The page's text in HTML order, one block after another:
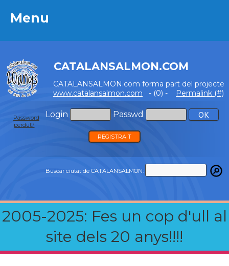
Menu
CATALANSALMON.COM
CATALANSALMON.com forma part del projecte
www.catalansalmon.com - (0) - Permalink (#)
Login Passwd
Password
perdut?
REGISTRA'T
Buscar ciutat de CATALANSALMON:
2005-2025: Fes un cop d'ull al
site dels 20 anys!!!!
Menu